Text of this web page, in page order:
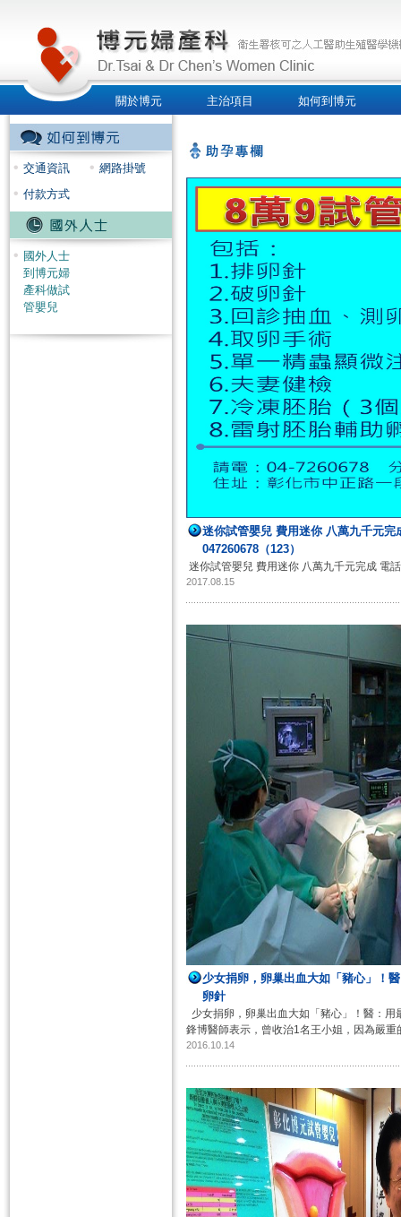
關於博元 主治項目 如何到博元
人才招募
迷你試管嬰兒 費用迷你 八萬九千元完
047260678（123）
迷你試管嬰兒 費用迷你 八萬九千元完成 電
2017.08.15
少女捐卵，卵巢出血大如「豬心」！
卵針​
少女捐卵，卵巢出血大如「豬心」！醫：用
鋒博醫師表示，曾收治1名王小姐，因為嚴重
2016.10.14
交通資訊
網路掛號
付款方式
國外人士
到博元婦
產科做試
管嬰兒